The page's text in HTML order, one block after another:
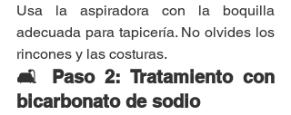
Usa la aspiradora con la boquilla
adecuada para tapicería. No olvides los
rincones y las costuras.
🛋 Paso 2: Tratamiento con
bicarbonato de sodio